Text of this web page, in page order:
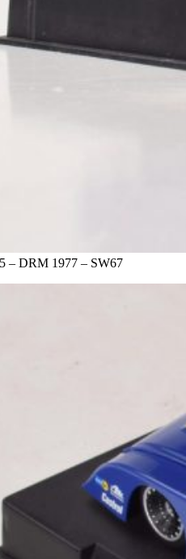
– DRM 1977 – SW67